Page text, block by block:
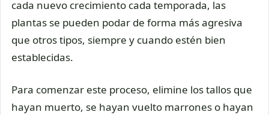
cada nuevo crecimiento cada temporada, las
plantas se pueden podar de forma más agresiva
que otros tipos, siempre y cuando estén bien
establecidas.
Para comenzar este proceso, elimine los tallos que
hayan muerto, se hayan vuelto marrones o hayan